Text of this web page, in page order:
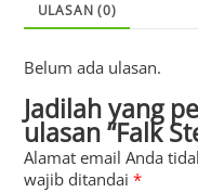
ULASAN (0)
Belum ada ulasan.
Jadilah yang
ulasan “Falk
Alamat email Anda
wajib ditandai*